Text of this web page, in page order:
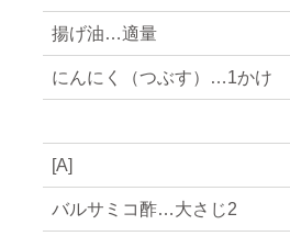
揚げ油…適量
にんにく（つぶす）…1かけ
[A]
バルサミコ酢…大さじ2